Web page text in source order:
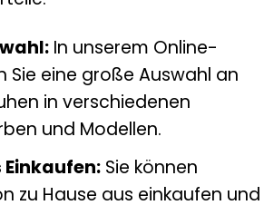
In unserem Online-
Sie eine große Auswahl an
in verschiedenen
und Modellen.
Sie können
zu Hause aus einkaufen und